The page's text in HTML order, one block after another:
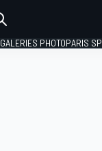
GALERIES PHOTOPARIS